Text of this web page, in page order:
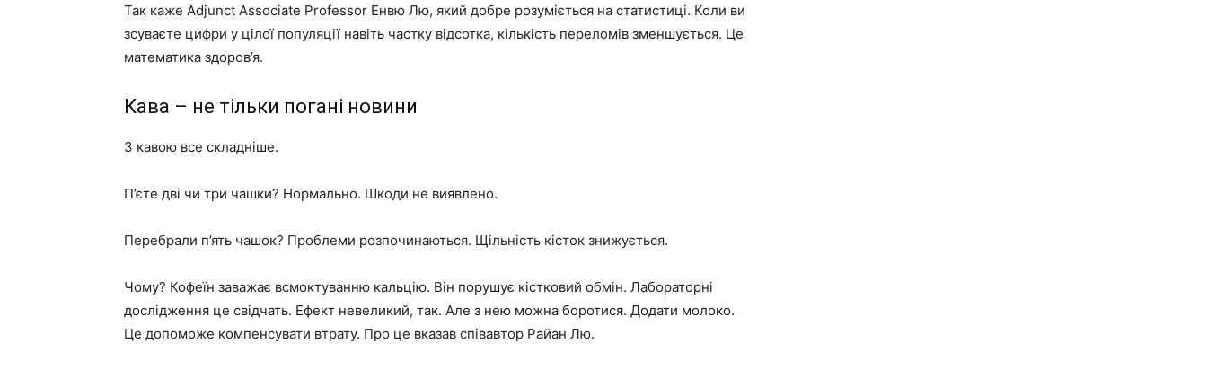
Так каже Adjunct Associate Professor Енвю Лю, який добре розуміється на статистиці. Коли ви
зсуваєте цифри у цілої популяції навіть частку відсотка, кількість переломів зменшується. Це
математика здоров’я.
Кава – не тільки погані новини
З кавою все складніше.
П’єте дві чи три чашки? Нормально. Шкоди не виявлено.
Перебрали п’ять чашок? Проблеми розпочинаються. Щільність кісток знижується.
Чому? Кофеїн заважає всмоктуванню кальцію. Він порушує кістковий обмін. Лабораторні
дослідження це свідчать. Ефект невеликий, так. Але з нею можна боротися. Додати молоко.
Це допоможе компенсувати втрату. Про це вказав співавтор Райан Лю.